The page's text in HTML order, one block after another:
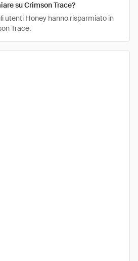
su Crimson Trace?
utenti Honey hanno risparmiato in
Trace.